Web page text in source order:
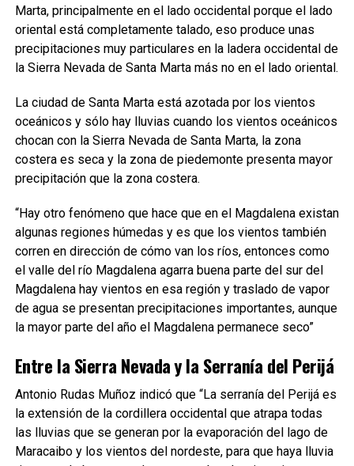
Marta, principalmente en el lado occidental porque el lado
oriental está completamente talado, eso produce unas
precipitaciones muy particulares en la ladera occidental de
la Sierra Nevada de Santa Marta más no en el lado oriental.
La ciudad de Santa Marta está azotada por los vientos
oceánicos y sólo hay lluvias cuando los vientos oceánicos
chocan con la Sierra Nevada de Santa Marta, la zona
costera es seca y la zona de piedemonte presenta mayor
precipitación que la zona costera.
“Hay otro fenómeno que hace que en el Magdalena existan
algunas regiones húmedas y es que los vientos también
corren en dirección de cómo van los ríos, entonces como
el valle del río Magdalena agarra buena parte del sur del
Magdalena hay vientos en esa región y traslado de vapor
de agua se presentan precipitaciones importantes, aunque
la mayor parte del año el Magdalena permanece seco”
Entre la Sierra Nevada y la Serranía del Perijá
Antonio Rudas Muñoz indicó que “La serranía del Perijá es
la extensión de la cordillera occidental que atrapa todas
las lluvias que se generan por la evaporación del lago de
Maracaibo y los vientos del nordeste, para que haya lluvia